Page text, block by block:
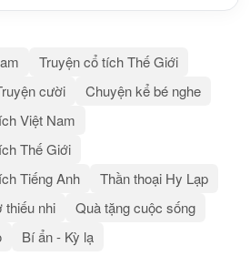
Truyện cổ tích Thế Giới
cười
Chuyện kể bé nghe
Việt Nam
Thế Giới
Tiếng Anh
Thần thoại Hy Lạp
thiếu nhi
Quà tặng cuộc sống
Bí ẩn - Kỳ lạ